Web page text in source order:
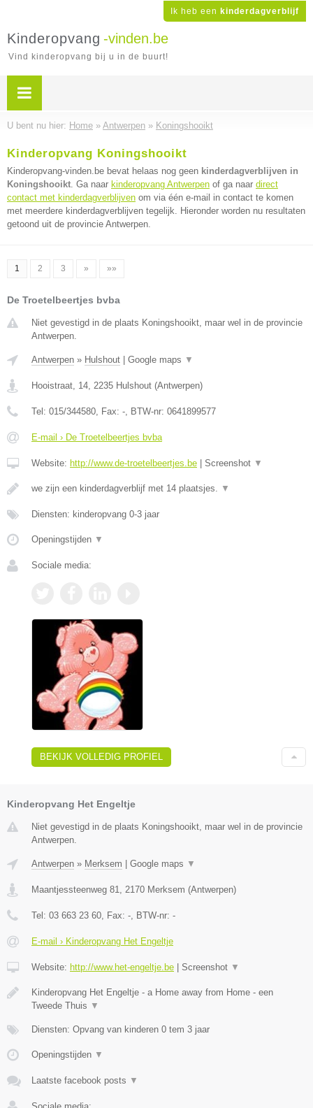
Ik heb een kinderdagverblijf
Kinderopvang -vinden.be
Vind kinderopvang bij u in de buurt!
U bent nu hier: Home » Antwerpen » Koningshooikt
Kinderopvang Koningshooikt
Kinderopvang-vinden.be bevat helaas nog geen kinderdagverblijven in
Koningshooikt. Ga naar kinderopvang Antwerpen of ga naar direct
contact met kinderdagverblijven om via één e-mail in contact te komen
met meerdere kinderdagverblijven tegelijk. Hieronder worden nu resultaten
getoond uit de provincie Antwerpen.
1 2 3 » »»
De Troetelbeertjes bvba
Niet gevestigd in de plaats Koningshooikt, maar wel in de provincie
Antwerpen.
Antwerpen » Hulshout Google maps ▼
Hooistraat, 14, 2235 Hulshout (Antwerpen)
Tel: 015/344580, Fax: -, BTW-nr: 0641899577
E-mail › De Troetelbeertjes bvba
Website: http://www.de-troetelbeertjes.be Screenshot ▼
we zijn een kinderdagverblijf met 14 plaatsjes. ▼
Diensten: kinderopvang 0-3 jaar
Openingstijden ▼
Sociale media:
BEKIJK VOLLEDIG PROFIEL
Kinderopvang Het Engeltje
Niet gevestigd in de plaats Koningshooikt, maar wel in de provincie
Antwerpen.
Antwerpen » Merksem Google maps ▼
Maantjessteenweg 81, 2170 Merksem (Antwerpen)
Tel: 03 663 23 60, Fax: -, BTW-nr: -
E-mail › Kinderopvang Het Engeltje
Website: http://www.het-engeltje.be Screenshot ▼
Kinderopvang Het Engeltje - a Home away from Home - een
Tweede Thuis ▼
Diensten: Opvang van kinderen 0 tem 3 jaar
Openingstijden ▼
Laatste facebook posts ▼